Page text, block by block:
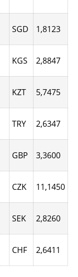
SGD 1,8123
KGS 2,8847
KZT 5,7475
TRY 2,6347
GBP 3,3600
CZK 11,1450
SEK 2,8260
CHF 2,6411